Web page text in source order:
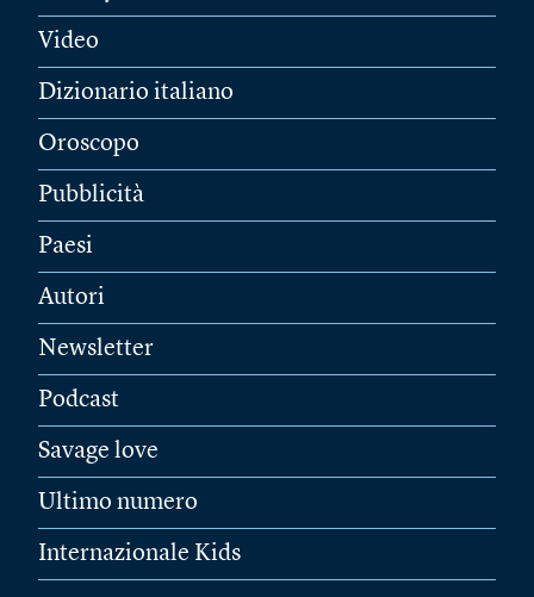
Video
Dizionario italiano
Oroscopo
Pubblicità
Paesi
Autori
Newsletter
Podcast
Savage love
Ultimo numero
Internazionale Kids